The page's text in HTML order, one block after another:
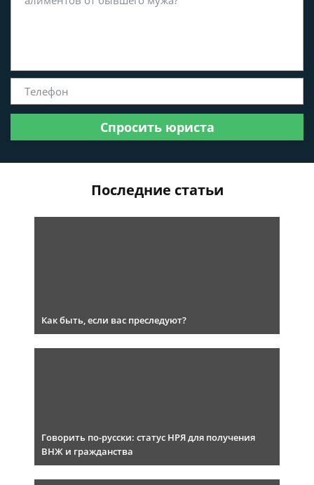
Спросить юриста
Последние статьи
Как быть, если вас преследуют?
Говорить по-русски: статус НРЯ для получения
ВНЖ и гражданства